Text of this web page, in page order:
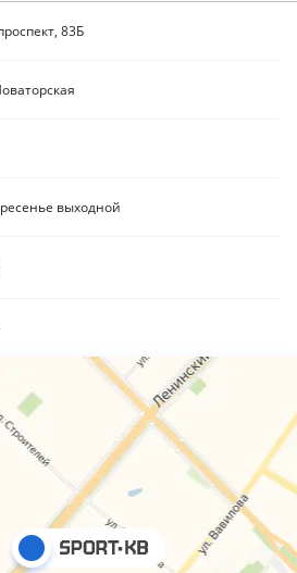
83Б
выходной